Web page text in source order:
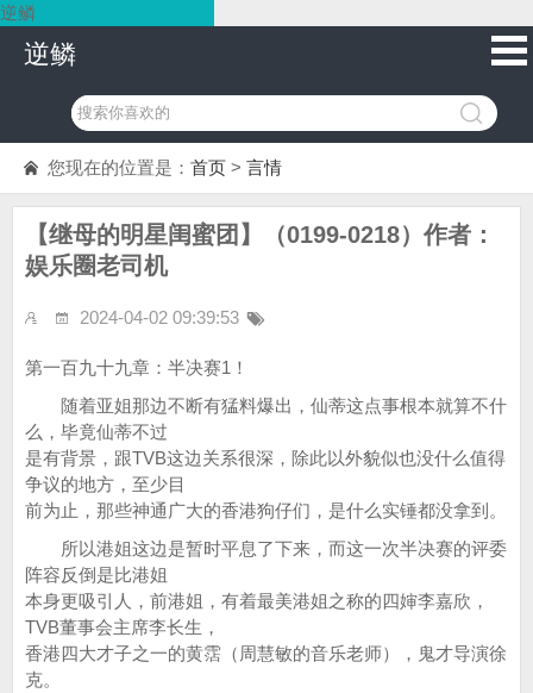
逆鳞
逆鳞
您现在的位置是： 首页 > 言情
【继母的明星闺蜜团】（0199-0218）作者：
娱乐圈老司机
2024-04-02 09:39:53
第一百九十九章：半决赛1！
随着亚姐那边不断有猛料爆出，仙蒂这点事根本就算不什
么，毕竟仙蒂不过
是有背景，跟TVB这边关系很深，除此以外貌似也没什么值得
争议的地方，至少目
前为止，那些神通广大的香港狗仔们，是什么实锤都没拿到。
所以港姐这边是暂时平息了下来，而这一次半决赛的评委
阵容反倒是比港姐
本身更吸引人，前港姐，有着最美港姐之称的四婶李嘉欣，
TVB董事会主席李长生，
香港四大才子之一的黄霑（周慧敏的音乐老师），鬼才导演徐
克。